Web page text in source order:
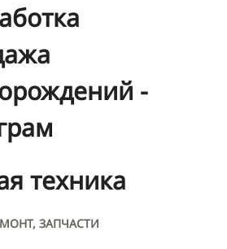
-
техника
ЗАПЧАСТИ